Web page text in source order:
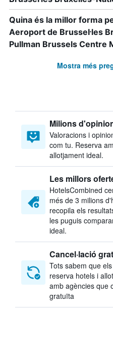
Quina és la millor forma
Aeroport de Brussel·les
Pullman Brussels Centre
Mostra més
Milions
Valoracions i
com tu. Reserva
allotjament ideal.
Les millors
HotelsCombined
més de 3 milions
recopila els
les puguis
ideal.
Cancel·lació
Tots sabem que
reserva hotels i
amb agències que
gratuïta